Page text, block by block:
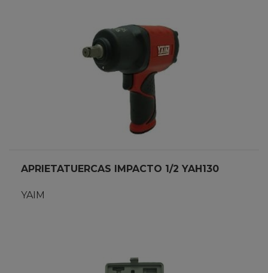
APRIETATUERCAS IMPACTO 1/2 YAH130
YAIM